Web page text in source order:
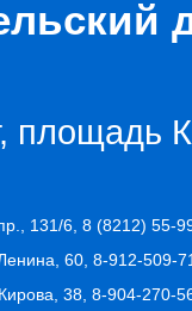
площадь
131/6, 8 (8212) 55-
60, 8-912-509-
38, 8-904-270-